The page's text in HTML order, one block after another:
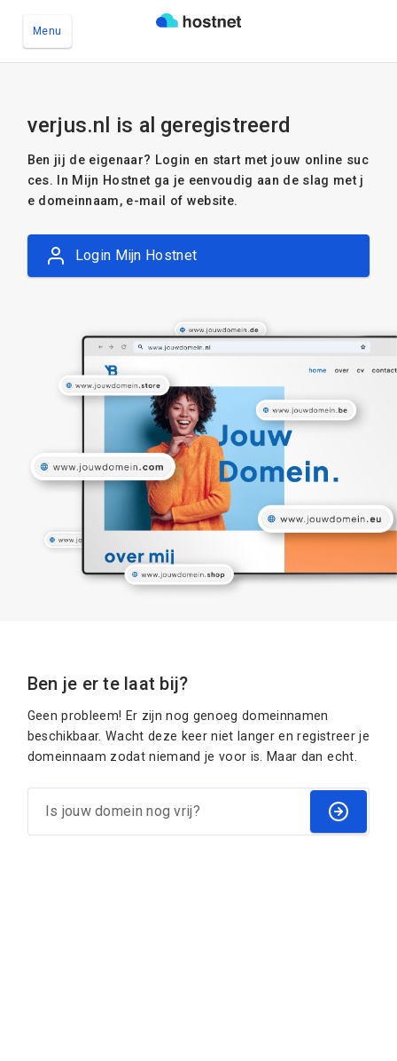
Menu
verjus.nl is al geregistreerd
Ben jij de eigenaar? Login en start met jouw online suc
ces. In Mijn Hostnet ga je eenvoudig aan de slag met j
e domeinnaam, e-mail of website.
Login Mijn Hostnet
Ben je er te laat bij?
Geen probleem! Er zijn nog genoeg domeinnamen
beschikbaar. Wacht deze keer niet langer en registreer je
domeinnaam zodat niemand je voor is. Maar dan echt.